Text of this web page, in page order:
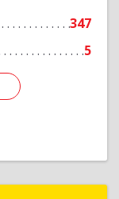
347
5